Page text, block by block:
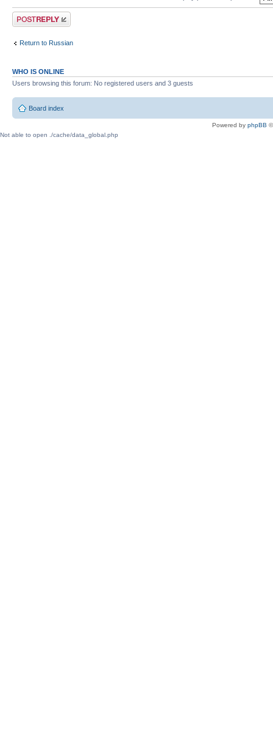
Post a reply
Return to Russian
WHO IS ONLINE
Users browsing this forum: No registered users and 3 guests
Board index
Powered by phpBB
Not able to open ./cache/data_global.php